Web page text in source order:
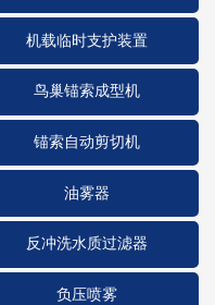
机载临时支护装置
鸟巢锚索成型机
锚索自动剪切机
油雾器
反冲洗水质过滤器
负压喷雾